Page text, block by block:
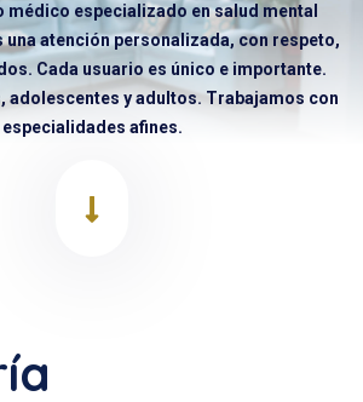
médico especializado en salud mental
atención personalizada, con respeto,
Cada usuario es único e importante.
adolescentes y adultos. Trabajamos con
especialidades afines.